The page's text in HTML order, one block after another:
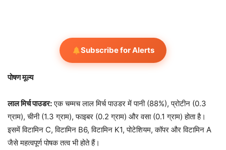
Subscribe for Alerts
पोषण मूल्य
लाल मिर्च पाउडर:एक चम्मच लाल मिर्च पाउडर में पानी (88%), प्रोटीन (0.3
ग्राम), चीनी (1.3 ग्राम), फाइबर (0.2 ग्राम) और वसा (0.1 ग्राम) होता है।
इसमें विटामिन C, विटामिन B6, विटामिन K1, पोटेशियम, कॉपर और विटामिन A
जैसे महत्वपूर्ण पोषक तत्व भी होते हैं।